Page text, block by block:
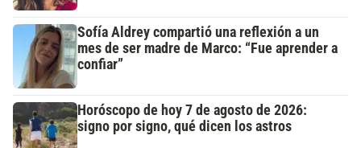
Sofía Aldrey compartió una reflexión a un
mes de ser madre de Marco: “Fue aprender a
confiar”
Horóscopo de hoy 7 de agosto de 2026:
signo por signo, qué dicen los astros